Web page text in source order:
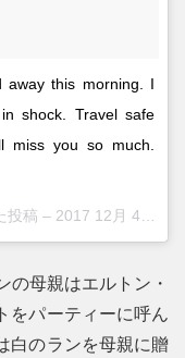
away this morning. I
shock. Travel safe
miss you so much.
投稿 – 2017 12月 4 1:39午前 PST
母親はエルトン・
をパーティーに呼ん
白のランを母親に贈